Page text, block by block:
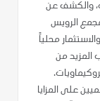
والكشف عن
الرويس
محلياً
المزيد من
على المزايا